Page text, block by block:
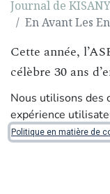
Journal de KISANY
En Avant Les
Cette année,
célèbre 30 ans
République
l’association agit
les jeunes de
Nous utilisons des
expérience
Politique en matière de